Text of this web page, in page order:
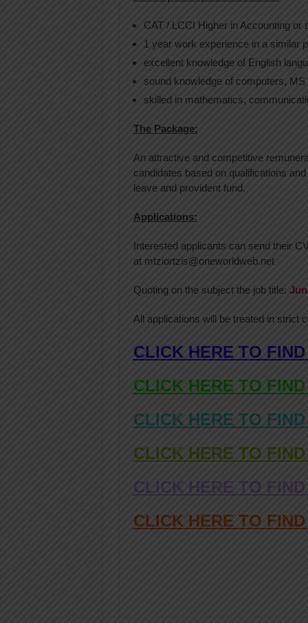
CAT / LCCI Higher in Accounting or
1 year work experience in a similar
excellent knowledge of English
sound knowledge of computers,
skilled in mathematics,
The Package:
An attractive and competitive
candidates based on qualifications
leave and provident fund.
Applications:
Interested applicants can send their
at mtziortzis@oneworldweb.net
Quoting on the subject the job title:
All applications will be treated in strict
CLICK HERE TO
CLICK HERE TO
CLICK HERE TO
CLICK HERE TO
CLICK HERE TO
CLICK HERE TO